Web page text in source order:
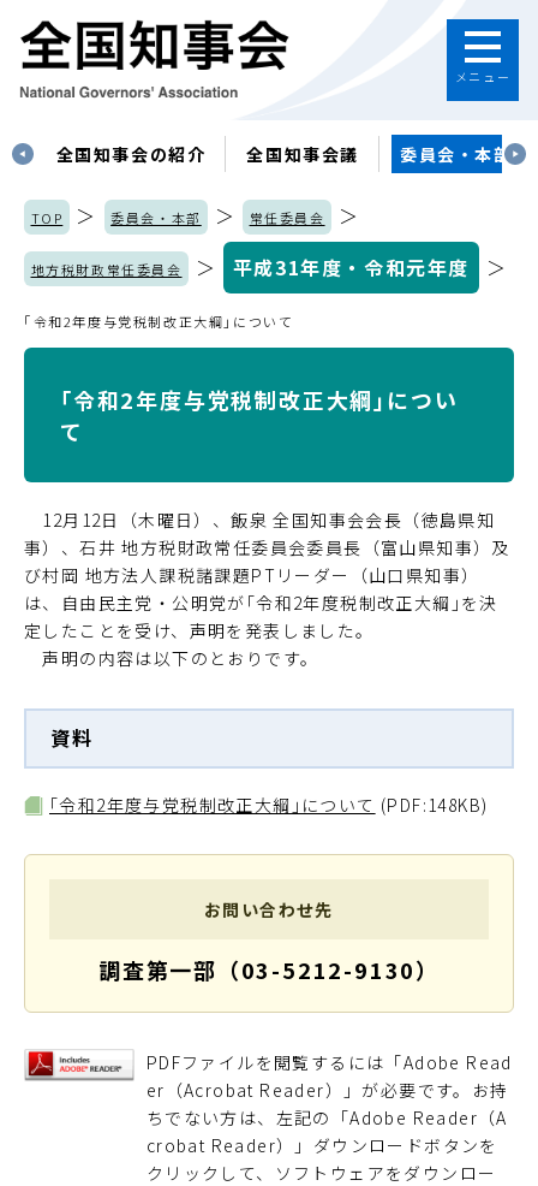
メニュー
全国知事会の紹介 全国知事会議 委員会・本部
TOP ＞ 委員会・本部 ＞ 常任委員会 ＞
地方税財政常任委員会 ＞ 平成31年度・令和元年度 ＞
｢令和2年度与党税制改正大綱｣について
｢令和2年度与党税制改正大綱｣につい
て
12月12日（木曜日）、飯泉 全国知事会会長（徳島県知
事）、石井 地方税財政常任委員会委員長（富山県知事）及
び村岡 地方法人課税諸課題PTリーダー（山口県知事）
は、自由民主党・公明党が｢令和2年度税制改正大綱｣を決
定したことを受け、声明を発表しました。
声明の内容は以下のとおりです。
資料
｢令和2年度与党税制改正大綱｣について (PDF:148KB)
お問い合わせ先
調査第一部（03-5212-9130）
PDFファイルを閲覧するには「Adobe Read
er（Acrobat Reader）」が必要です。お持
ちでない方は、左記の「Adobe Reader（A
crobat Reader）」ダウンロードボタンを
クリックして、ソフトウェアをダウンロー